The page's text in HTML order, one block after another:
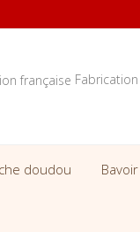
doudou Bavoir